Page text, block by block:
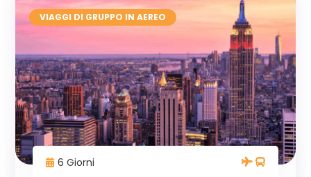
VIAGGI DI GRUPPO IN AEREO
6 Giorni